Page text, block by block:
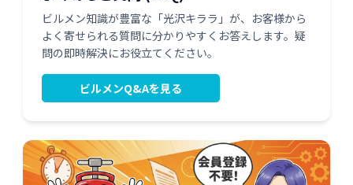
ビルメン知識が豊富な「光沢キララ」が、お客様から
よく寄せられる質問に分かりやすくお答えします。疑
問の即時解決にお役立てください。
ビルメンQ&Aを見る